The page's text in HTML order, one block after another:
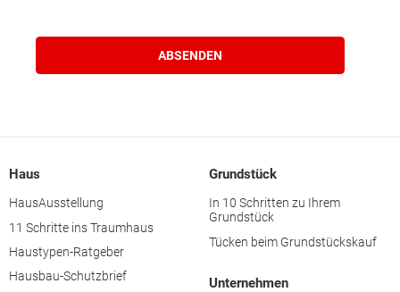
Grieskirchen
Kirchdorf an der Krems
Haus
HausAusstellung
11 Schritte ins Traumhaus
Haustypen-Ratgeber
Hausbau-Schutzbrief
Grundstück
In 10 Schritten zu Ihrem
Grundstück
Tücken beim Grundstückskauf
Unternehmen